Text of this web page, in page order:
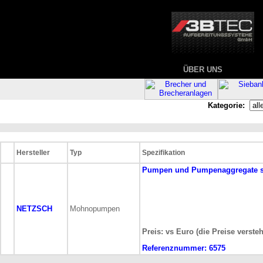
ÜBER UNS
Kategorie:
Hersteller Typ Spezifikation
NETZSCH Mohnopumpen
Pumpen und Pumpenaggregate
Preis: vs Euro (die Preise
Referenznummer: 6575